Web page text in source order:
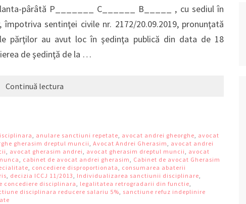
pârâtă P_______ C______ B_____ , cu sediul în
sentinţei civile nr. 2172/20.09.2019, pronunţată
părţilor au avut loc în şedinţa publică din data de 18
de şedinţă de la …
Continuă lectura
, anulare sanctiuni repetate, avocat andrei gheorghe, avocat
gherasim dreptul muncii, Avocat Andrei Gherasim, avocat andrei
, avocat gherasim andrei, avocat gherasim dreptul muncii, avocat
, cabinet de avocat andrei gherasim, Cabinet de avocat Gherasim
, concediere disproportionata, consumarea abaterii
, decizia ICCJ 11/2013, Individualizarea sanctiunii disciplinare,
concediere disciplinara, legalitatea retrogradarii din functie,
disciplinara reducere salariu 5%, sanctiune refuz indeplinire